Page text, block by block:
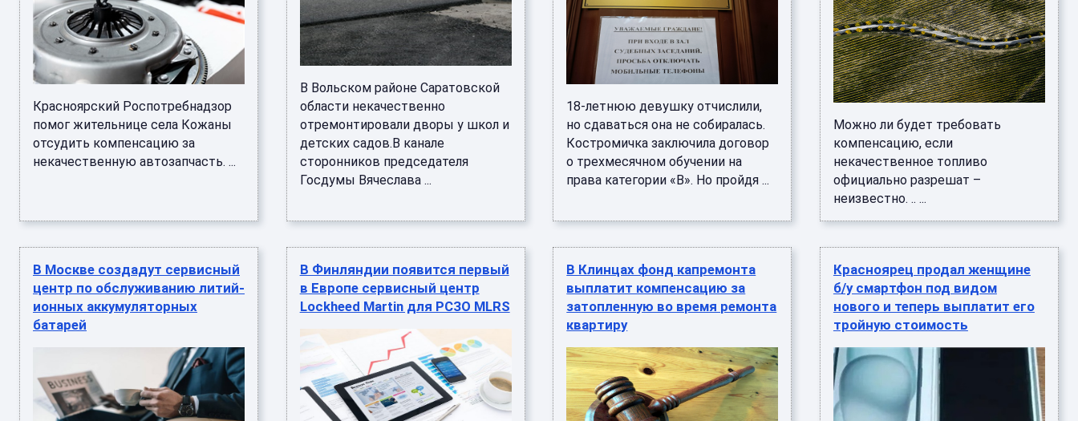
Красноярский Роспотребнадзор
помог жительнице села Кожаны
отсудить компенсацию за
некачественную автозапчасть. ...
В Вольском районе Саратовской
области некачественно
отремонтировали дворы у школ и
детских садов.В канале
сторонников председателя
Госдумы Вячеслава ...
18-летнюю девушку отчислили,
но сдаваться она не собиралась.
Костромичка заключила договор
о трехмесячном обучении на
права категории «В». Но пройдя ...
Можно ли будет требовать
компенсацию, если
некачественное топливо
официально разрешат –
неизвестно. .. ...
В Москве создадут сервисный
центр по обслуживанию литий-
ионных аккумуляторных
батарей
В Финляндии появится первый
в Европе сервисный центр
Lockheed Martin для РСЗО MLRS
В Клинцах фонд капремонта
выплатит компенсацию за
затопленную во время ремонта
квартиру
Красноярец продал женщине
б/у смартфон под видом
нового и теперь выплатит его
тройную стоимость